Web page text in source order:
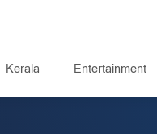
Kerala Entertainment